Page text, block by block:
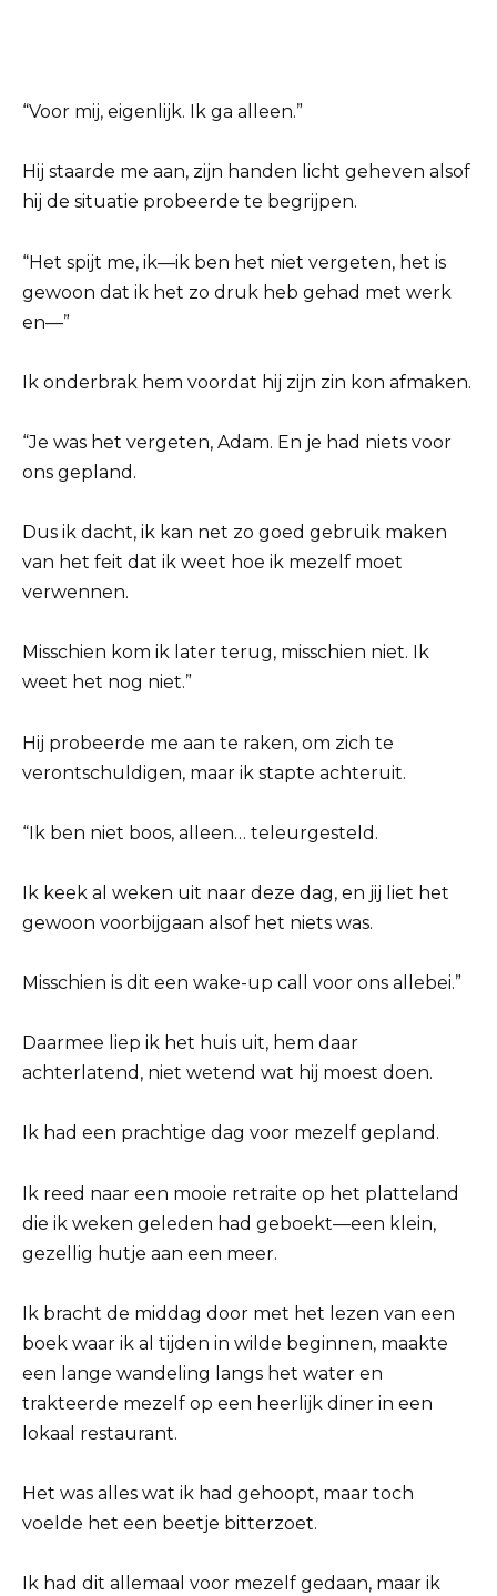
“Voor mij, eigenlijk. Ik ga alleen.”
Hij staarde me aan, zijn handen licht geheven alsof
hij de situatie probeerde te begrijpen.
“Het spijt me, ik—ik ben het niet vergeten, het is
gewoon dat ik het zo druk heb gehad met werk
en—”
Ik onderbrak hem voordat hij zijn zin kon afmaken.
“Je was het vergeten, Adam. En je had niets voor
ons gepland.
Dus ik dacht, ik kan net zo goed gebruik maken
van het feit dat ik weet hoe ik mezelf moet
verwennen.
Misschien kom ik later terug, misschien niet. Ik
weet het nog niet.”
Hij probeerde me aan te raken, om zich te
verontschuldigen, maar ik stapte achteruit.
“Ik ben niet boos, alleen… teleurgesteld.
Ik keek al weken uit naar deze dag, en jij liet het
gewoon voorbijgaan alsof het niets was.
Misschien is dit een wake-up call voor ons allebei.”
Daarmee liep ik het huis uit, hem daar
achterlatend, niet wetend wat hij moest doen.
Ik had een prachtige dag voor mezelf gepland.
Ik reed naar een mooie retraite op het platteland
die ik weken geleden had geboekt—een klein,
gezellig hutje aan een meer.
Ik bracht de middag door met het lezen van een
boek waar ik al tijden in wilde beginnen, maakte
een lange wandeling langs het water en
trakteerde mezelf op een heerlijk diner in een
lokaal restaurant.
Het was alles wat ik had gehoopt, maar toch
voelde het een beetje bitterzoet.
Ik had dit allemaal voor mezelf gedaan, maar ik